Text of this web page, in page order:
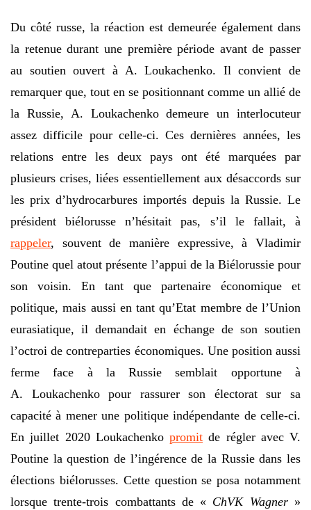
Du côté russe, la réaction est demeurée également dans
la retenue durant une première période avant de passer
au soutien ouvert à A. Loukachenko. Il convient de
remarquer que, tout en se positionnant comme un allié de
la Russie, A. Loukachenko demeure un interlocuteur
assez difficile pour celle-ci. Ces dernières années, les
relations entre les deux pays ont été marquées par
plusieurs crises, liées essentiellement aux désaccords sur
les prix d’hydrocarbures importés depuis la Russie. Le
président biélorusse n’hésitait pas, s’il le fallait, à
rappeler, souvent de manière expressive, à Vladimir
Poutine quel atout présente l’appui de la Biélorussie pour
son voisin. En tant que partenaire économique et
politique, mais aussi en tant qu’Etat membre de l’Union
eurasiatique, il demandait en échange de son soutien
l’octroi de contreparties économiques. Une position aussi
ferme face à la Russie semblait opportune à
A. Loukachenko pour rassurer son électorat sur sa
capacité à mener une politique indépendante de celle-ci.
En juillet 2020 Loukachenko promit de régler avec V.
Poutine la question de l’ingérence de la Russie dans les
élections biélorusses. Cette question se posa notamment
lorsque trente-trois combattants de « ChVK Wagner»